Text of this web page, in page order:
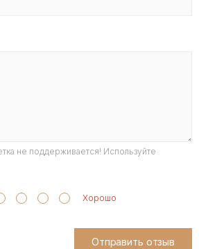
не поддерживается! Используйте
Хорошо
Отправить отзыв